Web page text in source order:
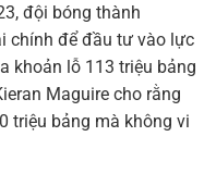
đội bóng thành
chính để đầu tư vào lực
khoản lỗ 113 triệu bảng
Maguire cho rằng
triệu bảng mà không vi